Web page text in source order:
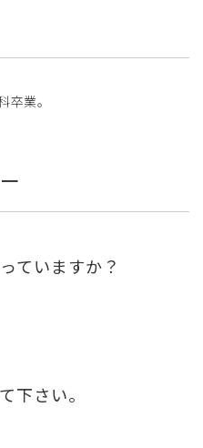
業。
ていますか？
下さい。